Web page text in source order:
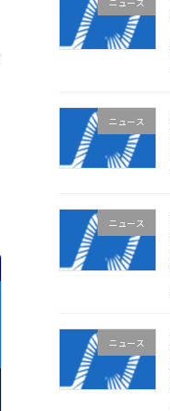
ニュース
ニュース
ニュース
ニュース